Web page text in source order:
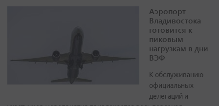
Аэропорт
Владивостока
готовится к
пиковым
нагрузкам в дни
ВЭФ
К обслуживанию
официальных
делегаций и